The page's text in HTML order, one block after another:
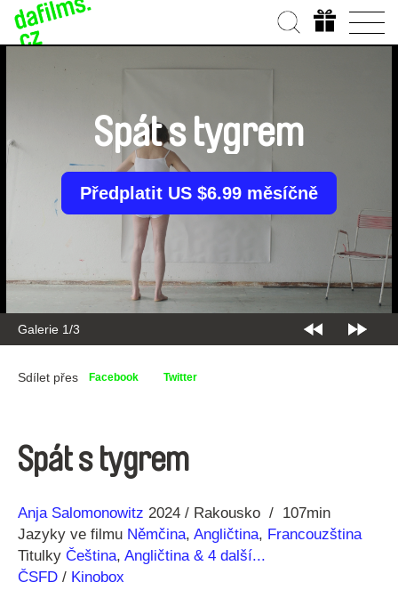
Galerie 2/3
Spát s tygrem
Předplatit US $6.99 měsíčně
Sdílet přes Facebook Twitter
Spát s tygrem
Režie
Anja Salomonowitz
Rok 2024 Rakousko
107min
Jazyky ve filmu Němčina, Angličtina, Francouzština
Titulky Čeština, Angličtina & 4 další...
ČSFD / Kinobox